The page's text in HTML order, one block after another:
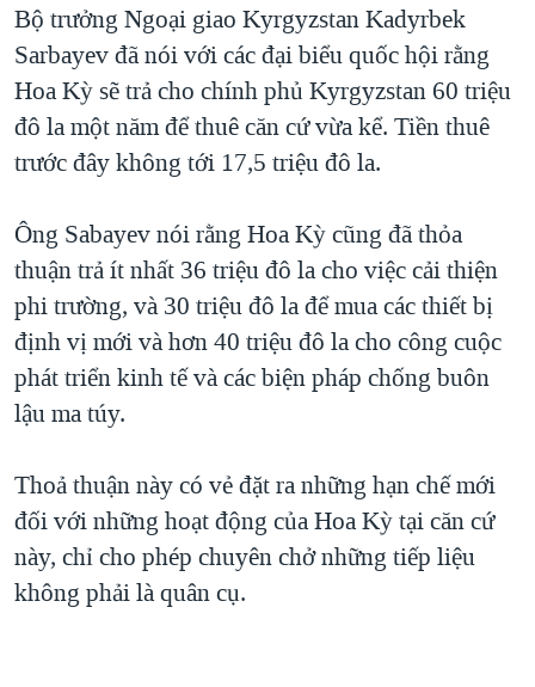
THỂ THAO
GIÁO DỤC
CHI PHÍ CHIẾN TRANH AFGHANISTAN
CÁC GIÁ TRỊ CỘNG HÒA Ở VIỆT NAM
THƯỢNG ĐỈNH TRUMP-KIM TẠI VIỆT NAM
TRỊNH VĨNH BÌNH VS. CHÍNH PHỦ VIỆT NAM
BÊN KIA QUỐC LỘ: TIẾNG VỌNG TỪ NÔNG THÔN MỸ
QUAN HỆ VIỆT MỸ
Bộ trưởng Ngoại giao Kyrgyzstan Kadyrbek
Sarbayev đã nói với các đại biểu quốc hội rằng
Hoa Kỳ sẽ trả cho chính phủ Kyrgyzstan 60 triệu
đô la một năm để thuê căn cứ vừa kể. Tiền thuê
trước đây không tới 17,5 triệu đô la.
Ông Sabayev nói rằng Hoa Kỳ cũng đã thỏa
thuận trả ít nhất 36 triệu đô la cho việc cải thiện
phi trường, và 30 triệu đô la để mua các thiết bị
định vị mới và hơn 40 triệu đô la cho công cuộc
phát triển kinh tế và các biện pháp chống buôn
lậu ma túy.
Thoả thuận này có vẻ đặt ra những hạn chế mới
đối với những hoạt động của Hoa Kỳ tại căn cứ
này, chỉ cho phép chuyên chở những tiếp liệu
không phải là quân cụ.